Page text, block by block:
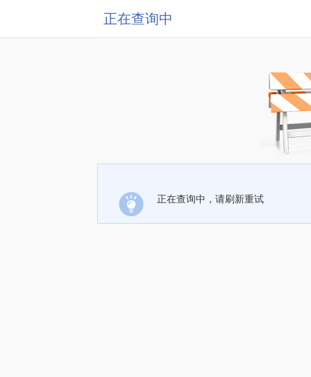
正在查询中
正在查询中，请刷新重试